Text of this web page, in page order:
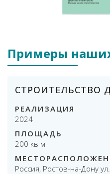
Примеры
СТРОИТЕЛЬСТВО
РЕАЛИЗАЦИЯ
2024
ПЛОЩАДЬ
200 кв м
Россия, Ростов-на-Дону